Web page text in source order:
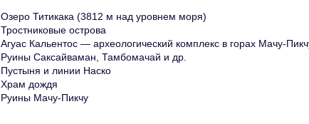
Озеро Титикака (3812 м над уровнем моря)
Тростниковые острова
Агуас Кальентос — археологический комплекс в горах Мачу-
Руины Саксайваман, Тамбомачай и др.
Пустыня и линии Наско
Храм дождя
Руины Мачу-Пикчу